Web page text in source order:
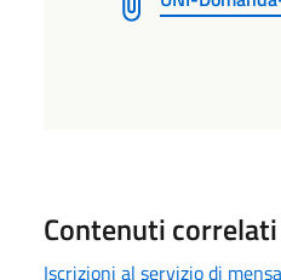
Contenuti correlati
Iscrizioni al servizio di